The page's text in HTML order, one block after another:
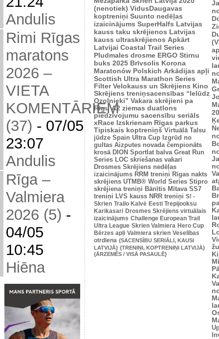
Andulis
Rimi Rīgas
maratons
2026 –
VIETA
KOMENTĀRIEM
(37) - 07/05
23:07
Andulis
Rīga –
Valmiera
2026 (5) -
04/05
10:45
Hiēna
(nenotiek) VidusDaugavas
koptreniņi Suunto nedēļas
izaicinājums SuperHalfs Latvijas
kauss taku skrējienos Latvijas
kauss ultraskrējienos Apkārt
Latvijai Coastal Trail Series
Pludmales drosme ERGO Stirnu
buks 2025 Brīvsolis Korona
Maratonów Polskich Arkādijas apļi
Scottish Ultra Marathon Series
Filter Velokauss un Skrējiens Kino
Skrējiens treniņsacensības “Ielūdz
Ozolnieki” Vakara skrējieni pa
Rīgu A2 ziemas duatlons
piedzīvojumu sacensību seriāls
xRace Izskrienam Rīgas parkus
Tipiskais koptreniņš Virtuālā Talsu
jūdze Spain Ultra Cup Izgrūd no
gultas Aizputes novada čempionāts
krosā DION Sportlat balva Great Run
Series LOC skriešanas vakari
Drosmes Skrējiens nedēļas
izaicinājums RRM treniņi Rīgas nakts
skrējiens UTMB® World Series Stipro
skrējiena treniņi Bānītis Mītava SS7
treniņi LVS kauss NRR treniņi S! -
Skrien Trailo Kalvė Eesti Trepijooksu
Karikasari Drosmes Skrējiens virtuālais
izaicinājums Challenge European Trail
Ultra League Skrien Valmiera Hero Cup
Bērzes apļi Valmiera skrien Veselības
otrdiena {SACENSĪBU SERIĀLI, KAUSI
LATVIJĀ} {TRENIŅI, KOPTRENIŅI LATVIJĀ}
{ĀRZEMĒS / VISĀ PASAULĒ}